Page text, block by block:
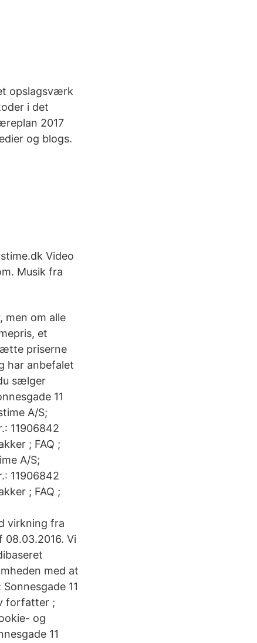
opslagsværk
i det
2017
og blogs.
Video
Musik fra
men om alle
et
priserne
har anbefalet
sælger
11
A/S;
11906842
; FAQ ;
A/S;
11906842
; FAQ ;
virkning fra
Vi
med at
11
forfatter ;
og
11